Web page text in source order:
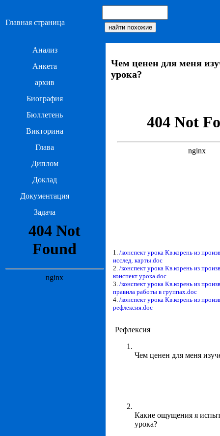
Главная страница
Анализ
Анкета
архив
Биография
Бюллетень
Викторина
Глава
Диплом
Доклад
Документация
Задача
Чем ценен для меня
урока?
1. /конспект урока Кв.корень из
исслед. карты.doc
2. /конспект урока Кв.корень из
конспект урока.doc
3. /конспект урока Кв.корень из
правила работы в группах.doc
4. /конспект урока Кв.корень из
рефлексия.doc
Рефлексия
Чем ценен для меня
Какие ощущения я
урока?